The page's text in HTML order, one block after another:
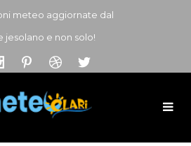
meteo aggiornate dal
jesolano e non solo!